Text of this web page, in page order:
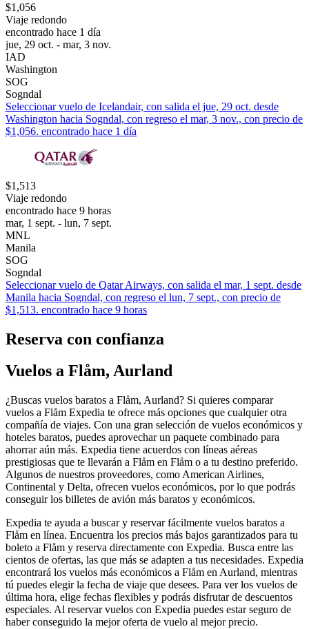
$1,056
Viaje redondo
encontrado hace 1 día
jue, 29 oct. - mar, 3 nov.
IAD
Washington
SOG
Sogndal
Seleccionar vuelo de Icelandair, con salida el jue, 29 oct. desde
Washington hacia Sogndal, con regreso el mar, 3 nov., con precio de
$1,056. encontrado hace 1 día
$1,513
Viaje redondo
encontrado hace 9 horas
mar, 1 sept. - lun, 7 sept.
MNL
Manila
SOG
Sogndal
Seleccionar vuelo de Qatar Airways, con salida el mar, 1 sept. desde
Manila hacia Sogndal, con regreso el lun, 7 sept., con precio de
$1,513. encontrado hace 9 horas
Reserva con confianza
Vuelos a Flåm, Aurland
¿Buscas vuelos baratos a Flåm, Aurland? Si quieres comparar
vuelos a Flåm Expedia te ofrece más opciones que cualquier otra
compañía de viajes. Con una gran selección de vuelos económicos y
hoteles baratos, puedes aprovechar un paquete combinado para
ahorrar aún más. Expedia tiene acuerdos con líneas aéreas
prestigiosas que te llevarán a Flåm en Flåm o a tu destino preferido.
Algunos de nuestros proveedores, como American Airlines,
Continental y Delta, ofrecen vuelos económicos, por lo que podrás
conseguir los billetes de avión más baratos y económicos.
Expedia te ayuda a buscar y reservar fácilmente vuelos baratos a
Flåm en línea. Encuentra los precios más bajos garantizados para tu
boleto a Flåm y reserva directamente con Expedia. Busca entre las
cientos de ofertas, las que más se adapten a tus necesidades. Expedia
encontrará los vuelos más económicos a Flåm en Aurland, mientras
tú puedes elegir la fecha de viaje que desees. Para ver los vuelos de
última hora, elige fechas flexibles y podrás disfrutar de descuentos
especiales. Al reservar vuelos con Expedia puedes estar seguro de
haber conseguido la mejor oferta de vuelo al mejor precio.